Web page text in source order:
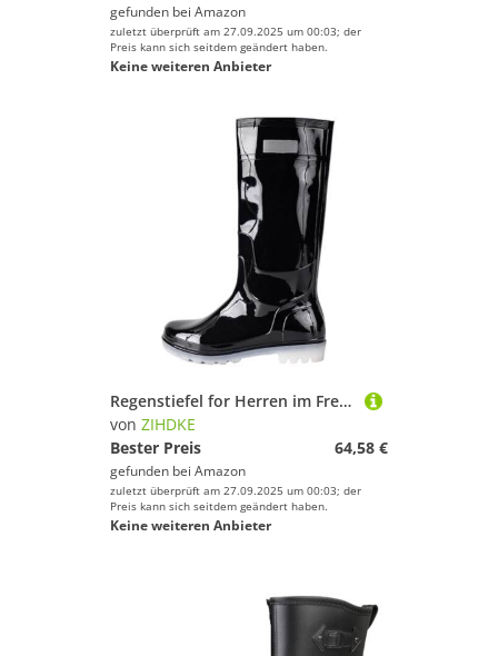
gefunden bei Amazon
zuletzt überprüft am 27.09.2025 um 00:03; der
Preis kann sich seitdem geändert haben.
Keine weiteren Anbieter
Regenstiefel for Herren im Freien, for Angeln, kniehoch, wasserdicht, rutschfest, for, Gummistiefel Für Industrie Handwerk(Black,40)
von ZIHDKE
Bester Preis
64,58 €
gefunden bei Amazon
zuletzt überprüft am 27.09.2025 um 00:03; der
Preis kann sich seitdem geändert haben.
Keine weiteren Anbieter